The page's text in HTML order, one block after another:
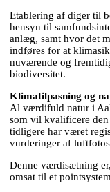
Etablering af diger til
hensyn til
anlæg, samt hvor det
indføres for at
nuværende og
biodiversitet.
Klimatilpasning og
Al værdifuld natur i
som vil kvalificere
tidligere har været
vurderinger af
Denne værdisætning
omsat til et